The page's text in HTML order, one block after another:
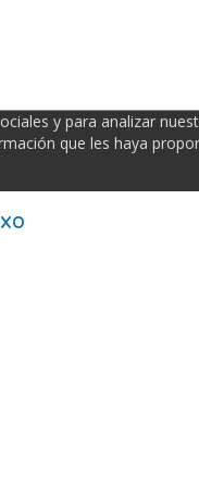
y para analizar
que les haya